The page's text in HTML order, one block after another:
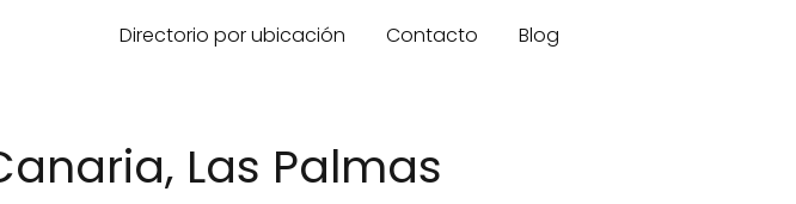
Directorio por ubicación Contacto Blog
Las Palmas